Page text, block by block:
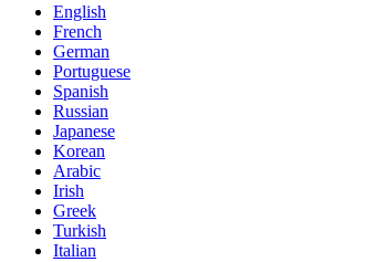
English
French
German
Portuguese
Spanish
Russian
Japanese
Korean
Arabic
Irish
Greek
Turkish
Italian